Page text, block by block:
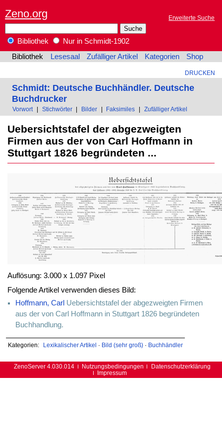
Zeno.org Erweiterte Suche
Bibliothek
Nur in Schmidt-1902
Bibliothek
Lesesaal Zufälliger Artikel Kategorien Shop
DRUCKEN
Schmidt: Deutsche Buchhändler. Deutsche
Buchdrucker
Vorwort Stichwörter Bilder Faksimiles Zufälliger Artikel
Uebersichtstafel der abgezweigten
Firmen aus der von Carl Hoffmann in
Stuttgart 1826 begründeten ...
Auflösung: 3.000 x 1.097 Pixel
Folgende Artikel verwenden dieses Bild:
Hoffmann, Carl Uebersichtstafel der abgezweigten Firmen
aus der von Carl Hoffmann in Stuttgart 1826 begründeten
Buchhandlung.
Kategorien: Lexikalischer Artikel · Bild (sehr groß)· Buchhändler
ZenoServer 4.030.014 Nutzungsbedingungen
Datenschutzerklärung
Impressum